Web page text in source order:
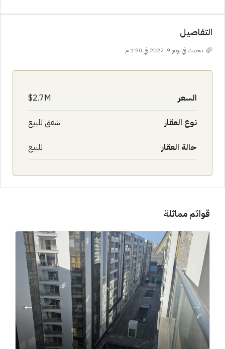
التفاصيل
تحديث في يونيو 9, 2022 في 1:50 م
السعر 2.7M$
نوع العقار شقق للبيع
حالة العقار للبيع
قوائم مماثلة